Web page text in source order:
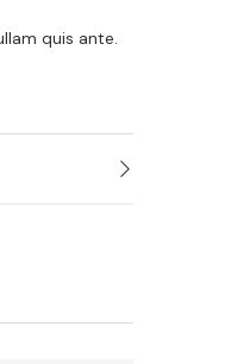
quis ante.